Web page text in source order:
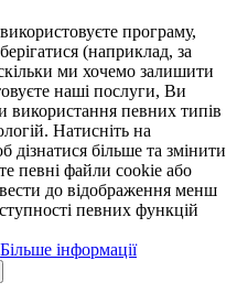
програму,
(наприклад, за
ми хочемо залишити
наші послуги, Ви
використання певних типів
Натисніть на
дізнатися більше та змінити
певні файли cookie або
до відображення менш
певних функцій
Більше інформації